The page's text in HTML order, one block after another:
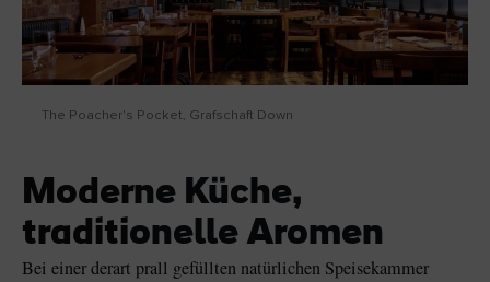
The Poacher's Pocket, Grafschaft Down
Moderne Küche,
traditionelle Aromen
Bei einer derart prall gefüllten natürlichen Speisekammer